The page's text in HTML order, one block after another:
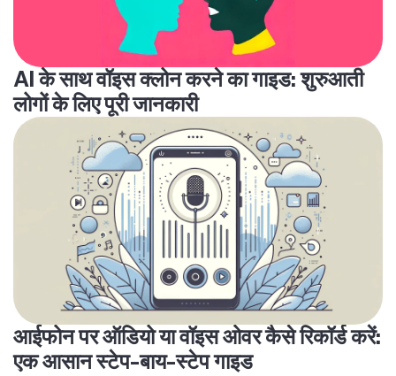
AI के साथ वॉइस क्लोन करने का गाइड: शुरुआती
लोगों के लिए पूरी जानकारी
आईफोन पर ऑडियो या वॉइस ओवर कैसे रिकॉर्ड करें:
एक आसान स्टेप-बाय-स्टेप गाइड